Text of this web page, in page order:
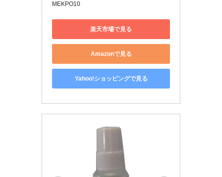
MEKPO10
楽天市場で見る
Amazonで見る
Yahoo!ショッピングで見る